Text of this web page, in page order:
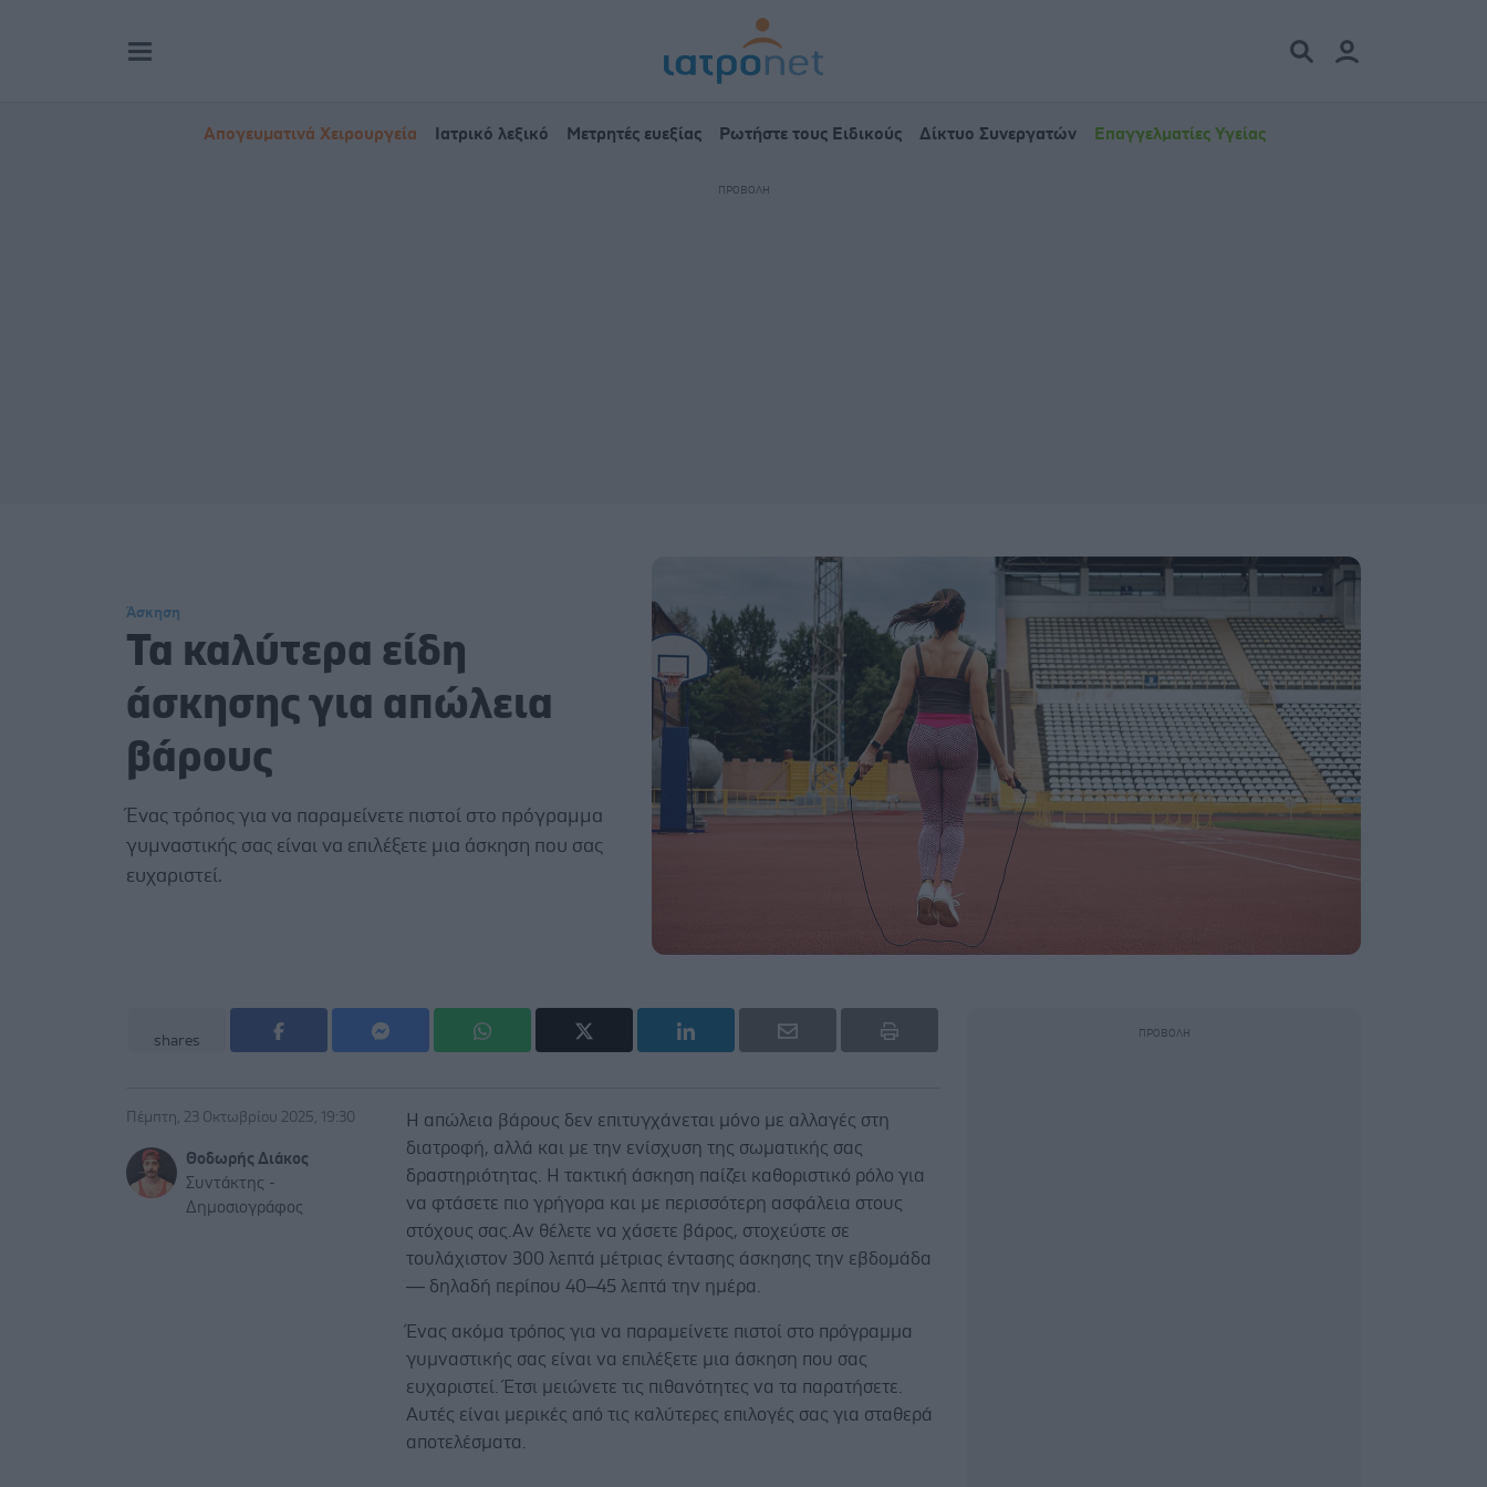
Απογευματινά Χειρουργεία Ιατρικό λεξικό Μετρητές ευεξίας Ρωτήστε τους Ειδικούς Δίκτυο Συνεργατών Επαγγελματίες Υγείας
Άσκηση
Τα καλύτερα είδη
άσκησης για απώλεια
βάρους
Ένας τρόπος για να παραμείνετε πιστοί στο πρόγραμμα
γυμναστικής σας είναι να επιλέξετε μια άσκηση που σας
ευχαριστεί.
shares
Πέμπτη, 23 Οκτωβρίου 2025, 19:30
Θοδωρής Διάκος
Συντάκτης -
Δημοσιογράφος
Η απώλεια βάρους δεν επιτυγχάνεται μόνο με αλλαγές στη
διατροφή, αλλά και με την ενίσχυση της σωματικής σας
δραστηριότητας. Η τακτική άσκηση παίζει καθοριστικό ρόλο για
να φτάσετε πιο γρήγορα και με περισσότερη ασφάλεια στους
στόχους σας.Αν θέλετε να χάσετε βάρος, στοχεύστε σε
τουλάχιστον 300 λεπτά μέτριας έντασης άσκησης την εβδομάδα
— δηλαδή περίπου 40–45 λεπτά την ημέρα.
Ένας ακόμα τρόπος για να παραμείνετε πιστοί στο πρόγραμμα
γυμναστικής σας είναι να επιλέξετε μια άσκηση που σας
ευχαριστεί. Έτσι μειώνετε τις πιθανότητες να τα παρατήσετε.
Αυτές είναι μερικές από τις καλύτερες επιλογές σας για σταθερά
αποτελέσματα.